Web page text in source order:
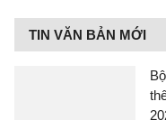
TIN VĂN BẢN MỚI